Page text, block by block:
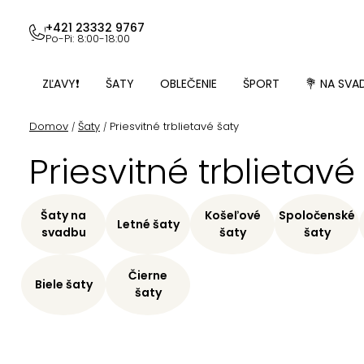
obsah
+421 23332 9767
Po-Pi: 8:00-18:00
ZĽAVY❗ ŠATY OBLEČENIE ŠPORT 💐 NA
Domov / Šaty / Priesvitné trblietavé šaty
Priesvitné
Šaty na
svadbu
Letné šaty
Košeľové
šaty
Spoločenské
šaty
Biele šaty
Čierne
šaty